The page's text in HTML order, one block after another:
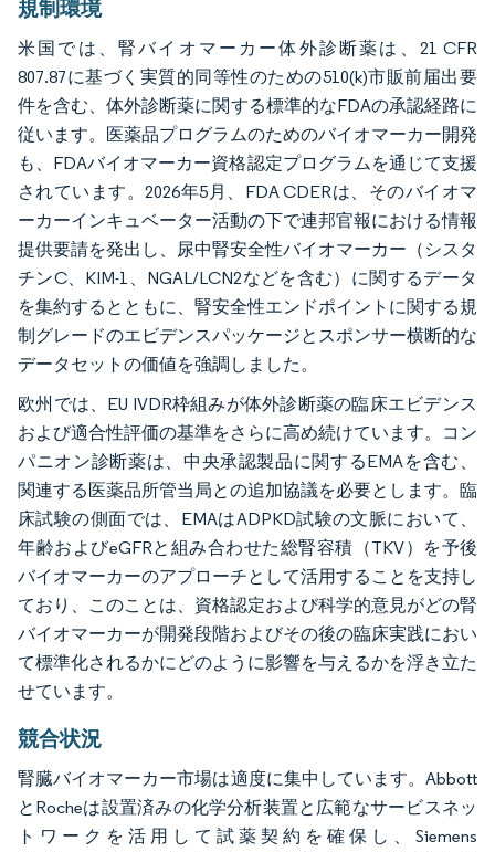
規制環境
米国では、腎バイオマーカー体外診断薬は、21 CFR
807.87に基づく実質的同等性のための510(k)市販前届出要
件を含む、体外診断薬に関する標準的なFDAの承認経路に
従います。医薬品プログラムのためのバイオマーカー開発
も、FDAバイオマーカー資格認定プログラムを通じて支援
されています。2026年5月、FDA CDERは、そのバイオマ
ーカーインキュベーター活動の下で連邦官報における情報
提供要請を発出し、尿中腎安全性バイオマーカー（シスタ
チンC、KIM-1、NGAL/LCN2などを含む）に関するデータ
を集約するとともに、腎安全性エンドポイントに関する規
制グレードのエビデンスパッケージとスポンサー横断的な
データセットの価値を強調しました。
欧州では、EU IVDR枠組みが体外診断薬の臨床エビデンス
および適合性評価の基準をさらに高め続けています。コン
パニオン診断薬は、中央承認製品に関するEMAを含む、
関連する医薬品所管当局との追加協議を必要とします。臨
床試験の側面では、EMAはADPKD試験の文脈において、
年齢およびeGFRと組み合わせた総腎容積（TKV）を予後
バイオマーカーのアプローチとして活用することを支持し
ており、このことは、資格認定および科学的意見がどの腎
バイオマーカーが開発段階およびその後の臨床実践におい
て標準化されるかにどのように影響を与えるかを浮き立た
せています。
競合状況
腎臓バイオマーカー市場は適度に集中しています。Abbott
とRocheは設置済みの化学分析装置と広範なサービスネッ
トワークを活用して試薬契約を確保し、Siemens